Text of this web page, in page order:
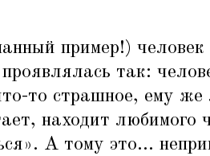
пример!) человек
проявлялась так:
то страшное, ему
находит любимого
А тому это...